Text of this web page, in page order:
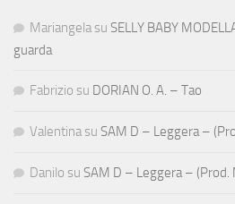
Mariangela su SELLY BABY
guarda
Fabrizio su DORIAN O. A. – Tao
Valentina su SAM D – Leggera –
Danilo su SAM D – Leggera – (Prod.